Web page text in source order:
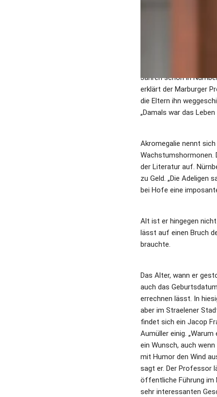
Für Professor
durchaus um einen
„Francken von Pont“.
Jahren schon in
erklärt der Marburger
die Eltern ihn
„Damals war das
Akromegalie nennt
Wachstumshormonen.
der Literatur auf.
zu Geld. „Die Adeligen
bei Hofe eine
Alt ist er hingegen
lässt auf einen Bruch
brauchte.
Das Alter, wann er
auch das
errechnen lässt. In
aber im Straelener
findet sich ein Jacop
Aumüller einig.
ein Wunsch, auch
mit Humor den Wind
sagt er. Der Professor
öffentliche Führung im
sehr interessanten